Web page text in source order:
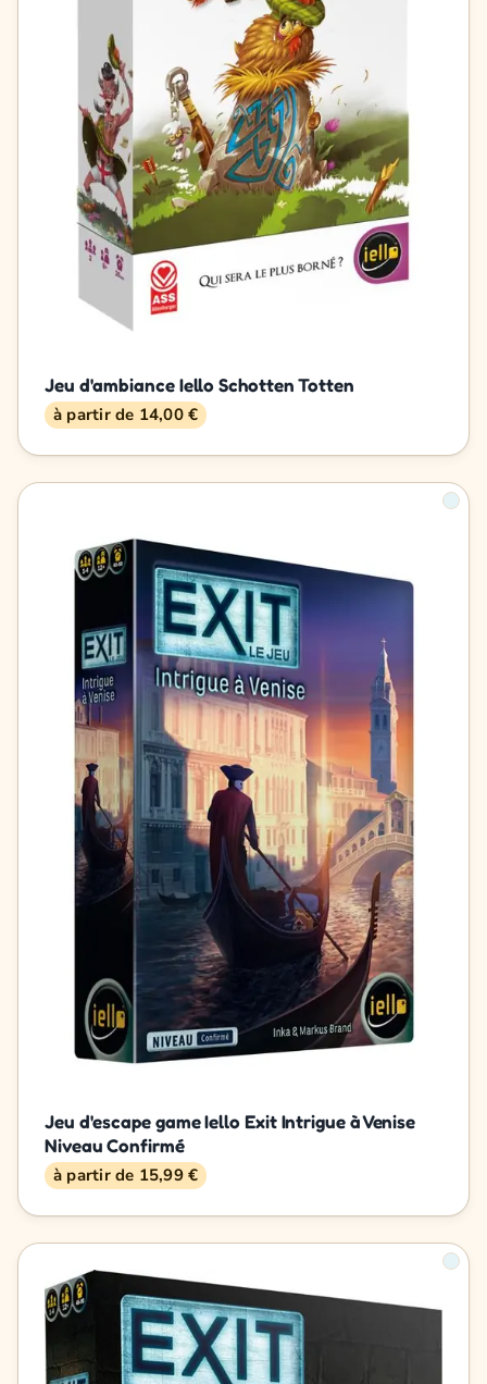
Jeu d'ambiance Iello Schotten Totten
à partir de 14,00 €
Jeu d'escape game Iello Exit Intrigue à Venise
Niveau Confirmé
à partir de 15,99 €